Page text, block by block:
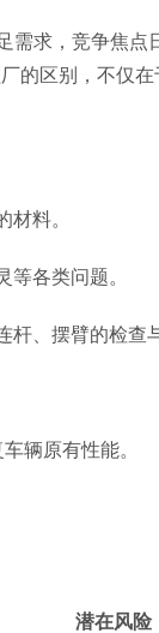
需求，竞争焦点
的区别，不仅
材料。
等各类问题。
、摆臂的检查
辆原有性能。
潜在风险